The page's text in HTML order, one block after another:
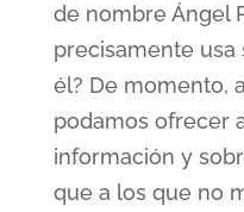
de nombre Ángel
precisamente usa
él? De momento,
podamos ofrecer
información y
que a los que no